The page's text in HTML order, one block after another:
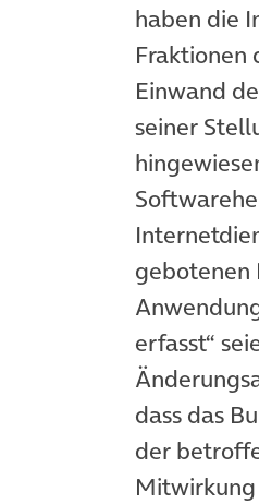
haben die
Fraktionen
Einwand
seiner
gebotenen
erfasst“
dass das
der
Mitwirkung